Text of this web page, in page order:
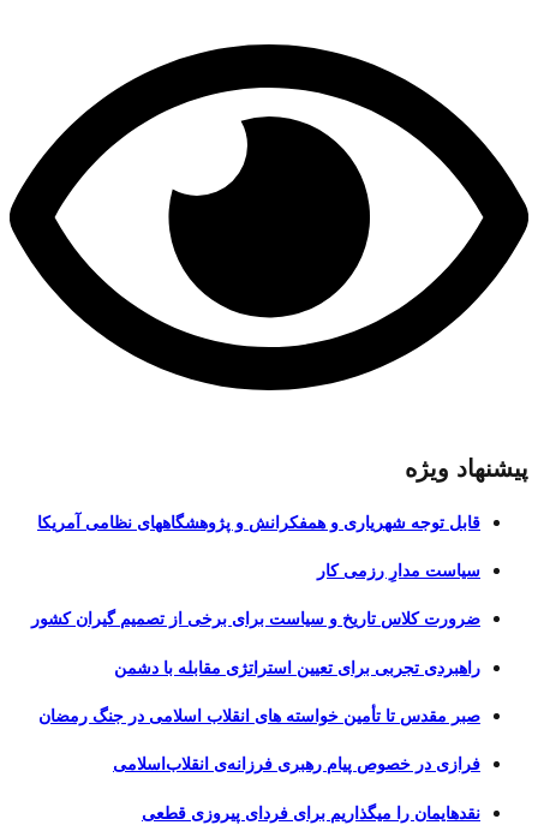
پیشنهاد ویژه
قابل توجه شهریاری و همفکرانش و پژوهشگاههای نظامی آمریکا
سیاست مدارِ رزمی کار
ضرورت کلاس تاریخ و سیاست برای برخی از تصمیم گیران کشور
راهبردی تجربی برای تعیین استراتژی مقابله با دشمن
صبر مقدس تا تأمین خواسته های انقلاب اسلامی در جنگ رمضان
فرازی در خصوص پیام رهبری فرزانه‌ی انقلاب‌اسلامی
نقدهایمان را میگذاریم برای فردای پیروزی قطعی